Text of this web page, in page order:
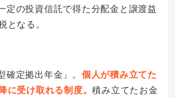
定の投資信託で得た分配金と譲渡益
となる。
定拠出年金」。 個人が積み立てた
に受け取れる制度。積み立てたお金